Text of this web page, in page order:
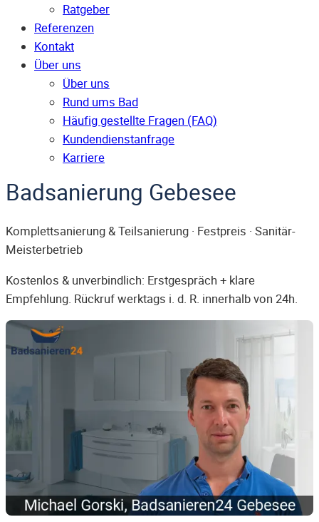
Ratgeber
Referenzen
Kontakt
Über uns
Über uns
Rund ums Bad
Häufig gestellte Fragen (FAQ)
Kunden­dienst­anfrage
Karriere
Badsanierung Gebesee
Komplettsanierung & Teilsanierung · Festpreis · Sanitär-
Meisterbetrieb
Kostenlos & unverbindlich: Erstgespräch + klare
Empfehlung. Rückruf werktags i. d. R. innerhalb von 24h.